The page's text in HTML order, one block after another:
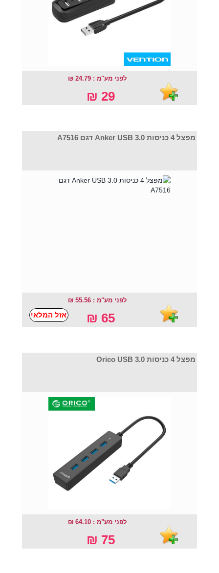
לפני מע"מ : 24.79 ₪
29 ₪
מפצל 4 כניסות Anker USB 3.0 דגם A7516
לפני מע"מ : 55.56 ₪
65 ₪ אזל המלאי
מפצל 4 כניסות Orico USB 3.0
לפני מע"מ : 64.10 ₪
75 ₪